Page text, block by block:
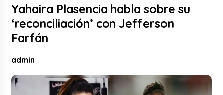
Yahaira Plasencia habla sobre su
‘reconciliación’ con Jefferson
Farfán
admin